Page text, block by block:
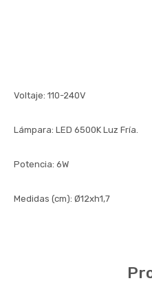
Voltaje: 110-240V
Lámpara: LED 6500K Luz Fría.
Potencia: 6W
Medidas (cm): Ø12xh1,7